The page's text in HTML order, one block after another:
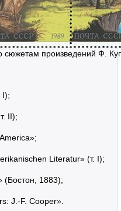
сюжетам произведений Ф.
I);
II);
Literatur» (т. I);
(Бостон, 1883);
J.-F. Cooper».